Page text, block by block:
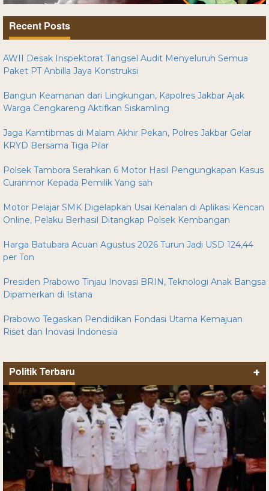
Recent Posts
AWII Desak Inspektorat Tangsel Audit Menyeluruh Semua
Paket PT Anbilla Jaya Konstruksi
Bangun Keamanan dari Lingkungan, Kapolres Jakbar Ajak
Warga Cengkareng Aktifkan Siskamling
Jaga Kamtibmas di Malam Akhir Pekan, Polres Jakbar Gelar
KRYD Bersama Tiga Pilar
Polsek Tambora Serahkan 6 Motor Hasil Pengungkapan Kasus
Curanmor Kepada Pemilik Yang sah
Motor Pelajar SMK Digelapkan Usai Kenalan di Aplikasi Kencan
Online, Pelaku Berhasil Ditangkap Polsek Kembangan
Harga Batubara Acuan Agustus 2026 Turun Jadi USD 124,44
per Ton
Presiden Prabowo Tinjau Inovasi BRIN, Teknologi Anak Bangsa
Dipamerkan di Istana
Prabowo Tegaskan Pendidikan Fondasi Utama Kemajuan
Riset dan Inovasi Indonesia
Politik Terbaru +